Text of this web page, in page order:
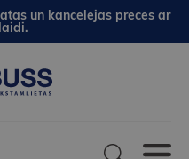
un kancelejas preces ar